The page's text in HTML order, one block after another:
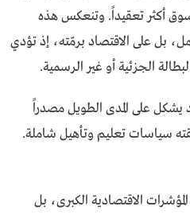
أكثر تعقيداً. وتنعكس هذه
بل على الاقتصاد برمّته، إذ تؤدي
الجزئية أو غير الرسمية.
على المدى الطويل مصدراً
سياسات تعليم وتأهيل شاملة.
الاقتصادية الكبرى، بل